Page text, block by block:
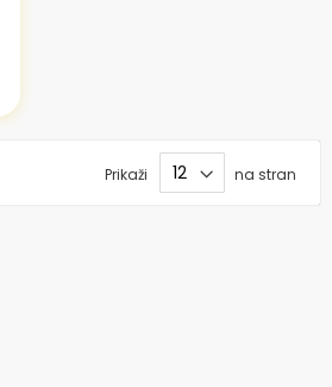
Prikaži na stran